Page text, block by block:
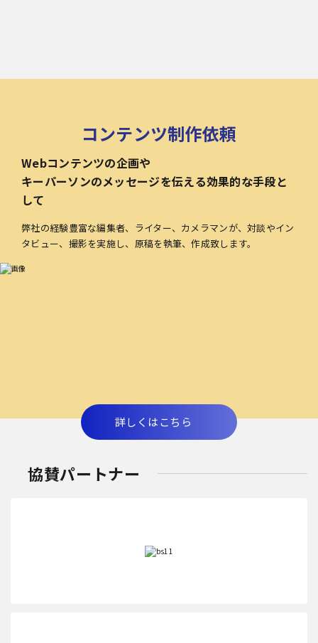
コンテンツ制作依頼
Webコンテンツの企画や
キーパーソンのメッセージを伝える効果的な手段と
して
弊社の経験豊富な編集者、ライター、カメラマンが、対談やイン
タビュー、撮影を実施し、原稿を執筆、作成致します。
詳しくはこちら
協賛パートナー